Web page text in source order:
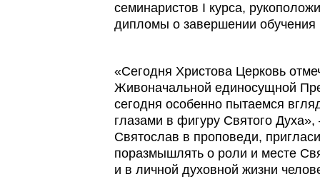
семинаристов I курса,
дипломы о завершении обучения
«Сегодня Христова Церковь
Живоначальной единосущной
сегодня особенно пытаемся
глазами в фигуру Святого
Святослав в проповеди,
поразмышлять о роли и месте
и в личной духовной жизни